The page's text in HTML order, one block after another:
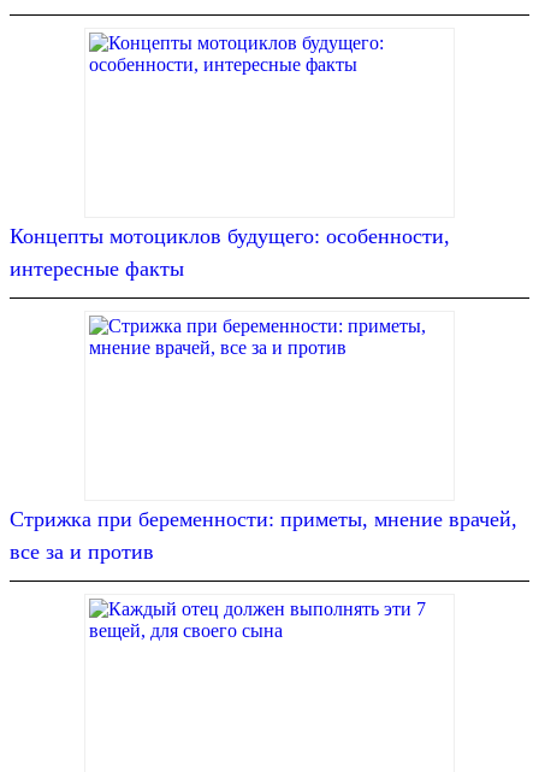
Концепты мотоциклов будущего: особенности,
интересные факты
Стрижка при беременности: приметы, мнение врачей,
все за и против